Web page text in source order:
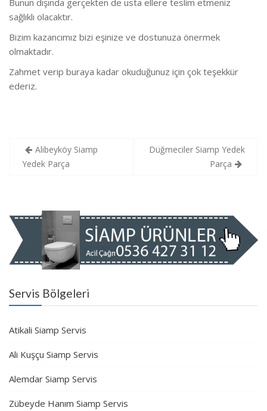
sağlıklı olacaktır.
Bizim kazancımız bizi eşinize ve dostunuza önermek
olmaktadır.
Zahmet verip buraya kadar okuduğunuz için çok teşekkür
ederiz.
Yazı
gezinmesi
Alibeyköy Siamp
Yedek Parça
Düğmeciler Siamp Yedek
Parça
Servis Bölgeleri
Atikali Siamp Servis
Ali Kuşçu Siamp Servis
Alemdar Siamp Servis
Zübeyde Hanım Siamp Servis